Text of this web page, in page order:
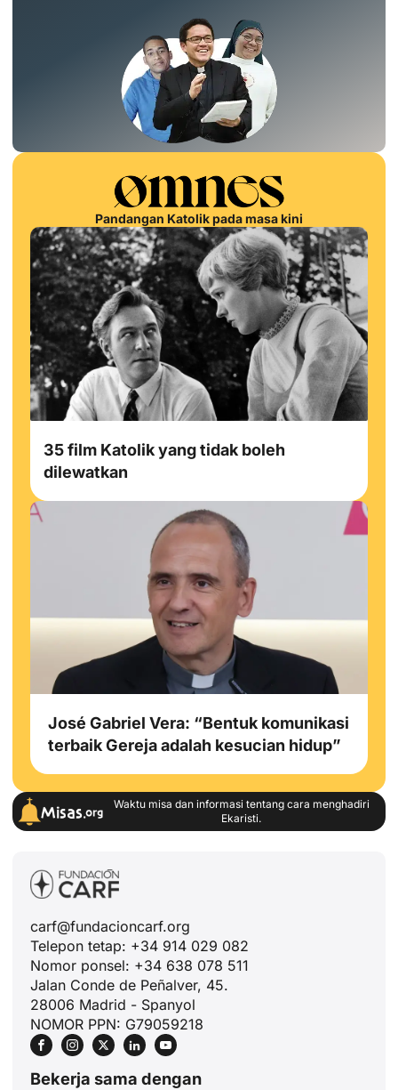
Pandangan Katolik pada masa kini
35 film Katolik yang tidak boleh
dilewatkan
José Gabriel Vera: “Bentuk komunikasi
terbaik Gereja adalah kesucian hidup”
Waktu misa dan informasi tentang cara menghadiri
Ekaristi.
carf@fundacioncarf.org
Telepon tetap: +34 914 029 082
Nomor ponsel: +34 638 078 511
Jalan Conde de Peñalver, 45.
28006 Madrid - Spanyol
NOMOR PPN: G79059218
Bekerja sama dengan